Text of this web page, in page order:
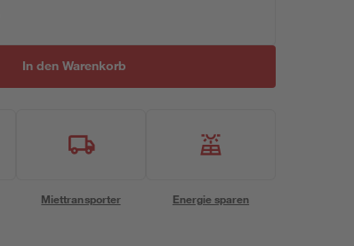
In den Warenkorb
Miettransporter Energie sparen